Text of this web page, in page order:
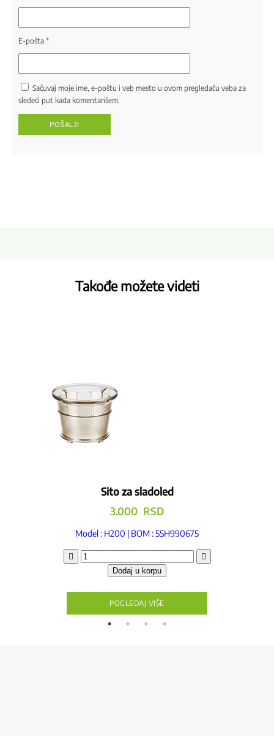
E-pošta *
Sačuvaj moje ime, e-poštu i veb mesto u ovom pregledaču veba za
sledeći put kada komentarišem.
Takođe možete videti
Sito za sladoled
3.000 RSD
Model : H200 | BOM : 5SH990675
Sito
za
sladoled
količina
Dodaj u korpu
POGLEDAJ VIŠE